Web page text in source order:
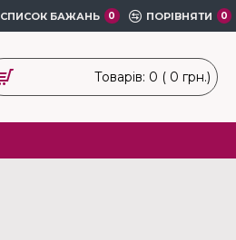
СПИСОК БАЖАНЬ 0 ПОРІВНЯТИ 0
Товарів: 0 ( 0 грн.)